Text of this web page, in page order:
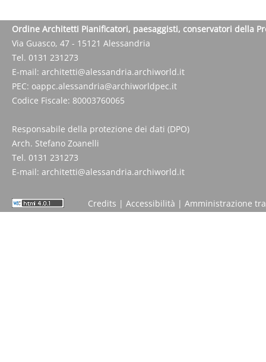
Ordine Architetti Pianificatori, paesaggisti, conservatori della
Via Guasco, 47 - 15121 Alessandria
Tel. 0131 231273
E-mail: architetti@alessandria.archiworld.it
PEC: oappc.alessandria@archiworldpec.it
Codice Fiscale: 80003760065
Responsabile della protezione dei dati (DPO)
Arch. Stefano Zoanelli
Tel. 0131 231273
E-mail: architetti@alessandria.archiworld.it
Credits | Accessibilità | Amministrazione